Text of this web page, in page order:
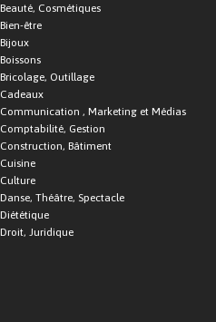
Beauté, Cosmétiques
Bien-être
Bijoux
Boissons
Bricolage, Outillage
Cadeaux
Communication , Marketing et Médias
Comptabilité, Gestion
Construction, Bâtiment
Cuisine
Culture
Danse, Théâtre, Spectacle
Diététique
Droit, Juridique